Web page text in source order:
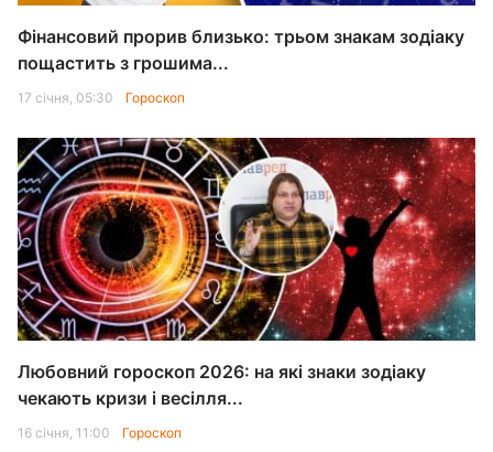
Фінансовий прорив близько: трьом знакам зодіаку
пощастить з грошима...
17 січня, 05:30 Гороскоп
Любовний гороскоп 2026: на які знаки зодіаку
чекають кризи і весілля...
16 січня, 11:00 Гороскоп